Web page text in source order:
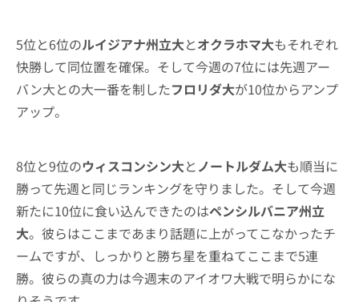
5位と6位のルイジアナ州立大とオクラホマ大もそれぞれ
快勝して同位置を確保。そして今週の7位には先週アー
バン大との大一番を制したフロリダ大が10位からアンプ
アップ。
8位と9位のウィスコンシン大とノートルダム大も順当に
勝って先週と同じランキングを守りました。そして今週
新たに10位に食い込んできたのはペンシルバニア州立
大。彼らはここまであまり話題に上がってこなかったチ
ームですが、しっかりと勝ち星を重ねてここまで5連
勝。彼らの真の力は今週末のアイオワ大戦で明らかにな